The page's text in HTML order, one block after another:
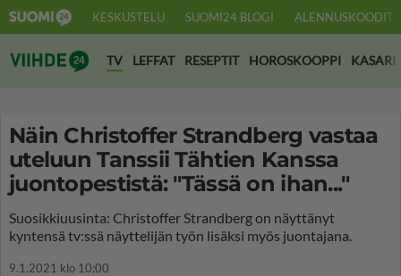
KESKUSTELU SUOMI24 BLOGI ALENNUSKOODIT
Suomi24 Viihde
TV LEFFAT RESEPTIT HOROSKOOPPI KASARI
Näin Christoffer Strandberg vastaa
uteluun Tanssii Tähtien Kanssa
juontopestistä: "Tässä on ihan..."
Suosikkiuusinta: Christoffer Strandberg on näyttänyt
kyntensä tv:ssä näyttelijän työn lisäksi myös juontajana.
9.1.2021 klo 10:00